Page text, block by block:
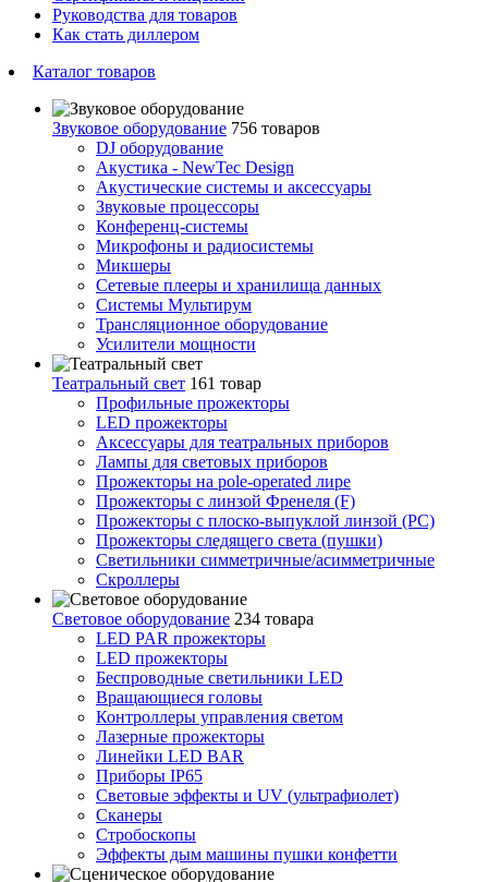
Руководства для товаров
Как стать диллером
Каталог товаров
Звуковое оборудование 756 товаров
DJ оборудование
Акустика - NewTec Design
Акустические системы и аксессуары
Звуковые процессоры
Конференц-системы
Микрофоны и радиосистемы
Микшеры
Сетевые плееры и хранилища данных
Системы Мультирум
Трансляционное оборудование
Усилители мощности
Театральный свет 161 товар
Профильные прожекторы
LED прожекторы
Аксессуары для театральных приборов
Лампы для световых приборов
Прожекторы на pole-operated лире
Прожекторы с линзой Френеля (F)
Прожекторы с плоско-выпуклой линзой (PC)
Прожекторы следящего света (пушки)
Светильники симметричные/асимметричные
Скроллеры
Световое оборудование 234 товара
LED PAR прожекторы
LED прожекторы
Беспроводные светильники LED
Вращающиеся головы
Контроллеры управления светом
Лазерные прожекторы
Линейки LED BAR
Приборы IP65
Световые эффекты и UV (ультрафиолет)
Сканеры
Стробоскопы
Эффекты дым машины пушки конфетти